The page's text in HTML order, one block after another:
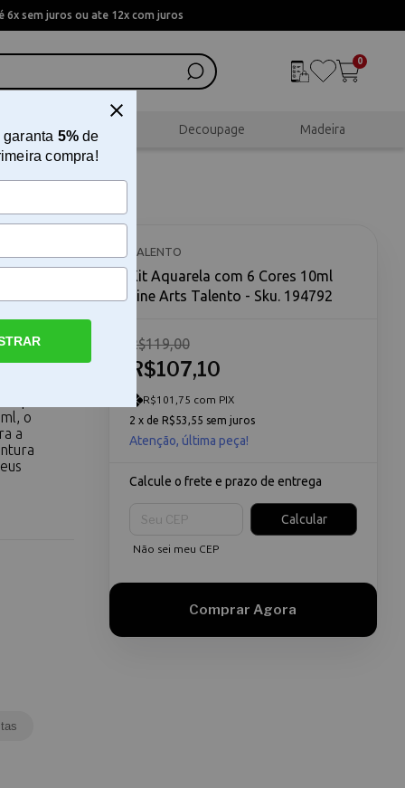
6x sem juros ou ate 12x com juros
0
Scrapbook Decoupage Madeira
Arts
O Kit
o
a
TALENTO
Kit Aquarela com 6 Cores 10ml
Fine Arts Talento - Sku. 194792
R$107,10
R$119,00
R$101,75 com PIX
2 x de R$53,55 sem juros
Atenção, última peça!
Calcule o frete e prazo de entrega
Calcular
Não sei meu CEP
garanta 5%de
compra!